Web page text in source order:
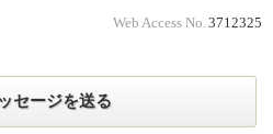
Web Access No. 3712325
セージを送る